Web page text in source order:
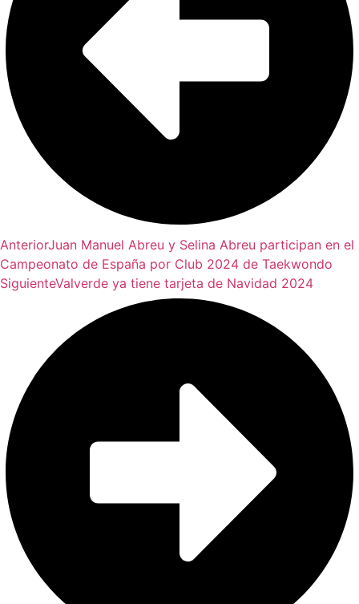
AnteriorJuan Manuel Abreu y Selina Abreu participan en el
Campeonato de España por Club 2024 de Taekwondo
SiguienteValverde ya tiene tarjeta de Navidad 2024